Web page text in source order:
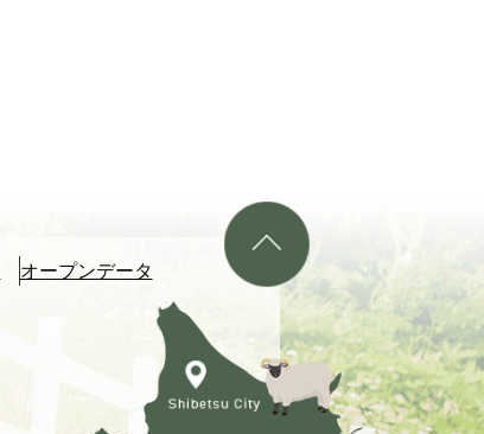
オープンデータ